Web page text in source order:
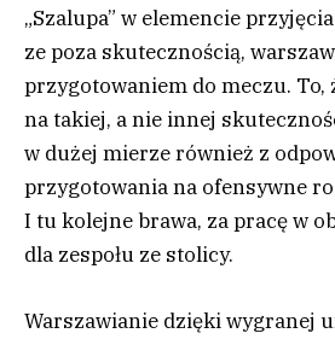
„Szalupa” w elemencie
ze poza skutecznością,
przygotowaniem do meczu. To,
na takiej, a nie innej
w dużej mierze również z
przygotowania na ofensywne
I tu kolejne brawa, za pracę w
dla zespołu ze stolicy.
Warszawianie dzięki wygranej